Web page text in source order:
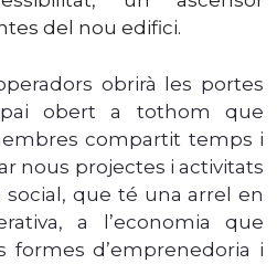
del nou edifici.
obrirà les portes
obert a tothom que
compartit temps i
nous projectes i activitats
social, que té una arrel en
a l’economia que
formes d’emprenedoria i